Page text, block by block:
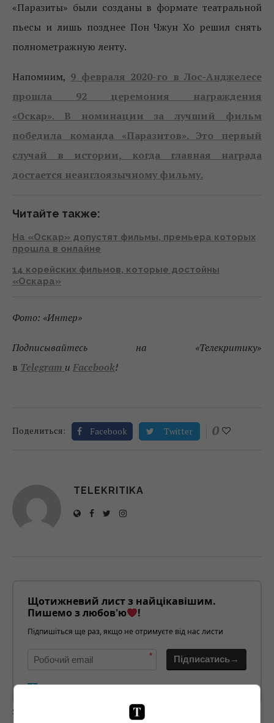
«Паразиты» были созданы в формате театральной
пьесы и лишь позднее Пон Чжун Хо решил снять
полнометражную ленту.
Напомним, 9 февраля 2020-го в Лос-Анджелесе
прошла 92 церемония награждения
«Оскар». В номинации за лучший фильм
победила команда «Паразитов». Это первый
случай в истории, когда главная награда
достается неанглоязычному фильму.
Читайте также:
На «Оскар» допустят фильмы, премьера которых
прошла в онлайне
14 корейских фильмов, которые достойны
«Оскара»
Фото: «Интер»
Подписывайтесь на «Телекритику»
в Telegram и Facebook!
Поделиться: Facebook Twitter 0
TELEKRITIKA
Щотижневий лист з найцікавішим.
Пишемо з любов'ю
!
Підпишіться ще раз, якщо не отримуєте від нас листи
* Підписатись→
загрузка...